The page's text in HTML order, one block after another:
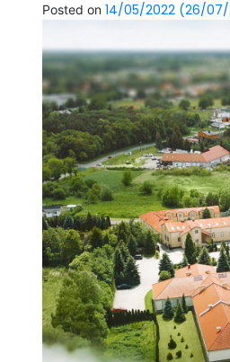
Posted on 14/05/2022 (26/07/